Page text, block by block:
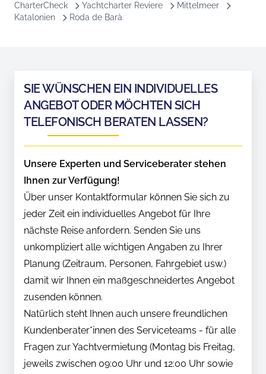
CharterCheck Yachtcharter Reviere
Mittelmeer
Katalonien
Roda de Barà
SIE WÜNSCHEN EIN INDIVIDUELLES
ANGEBOT ODER MÖCHTEN SICH
TELEFONISCH BERATEN LASSEN?
Unsere Experten und Serviceberater stehen
Ihnen zur Verfügung!
Über unser Kontaktformular können Sie sich zu
jeder Zeit ein individuelles Angebot für Ihre
nächste Reise anfordern. Senden Sie uns
unkompliziert alle wichtigen Angaben zu Ihrer
Planung (Zeitraum, Personen, Fahrgebiet usw.)
damit wir Ihnen ein maßgeschneidertes Angebot
zusenden können.
Natürlich steht Ihnen auch unsere freundlichen
Kundenberater*innen des Serviceteams - für alle
Fragen zur Yachtvermietung (Montag bis Freitag,
jeweils zwischen 09:00 Uhr und 12:00 Uhr sowie